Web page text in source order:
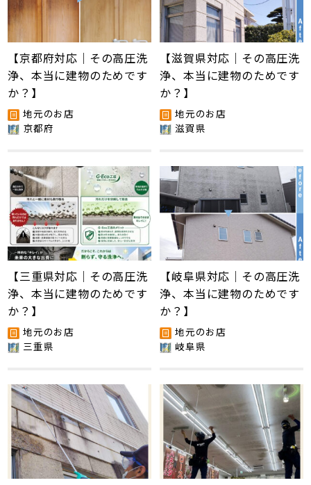
【京都府対応｜その高圧洗
浄、本当に建物のためです
か？】
地元のお店
京都府
【滋賀県対応｜その高圧洗
浄、本当に建物のためです
か？】
地元のお店
滋賀県
【三重県対応｜その高圧洗
浄、本当に建物のためです
か？】
地元のお店
三重県
【岐阜県対応｜その高圧洗
浄、本当に建物のためです
か？】
地元のお店
岐阜県